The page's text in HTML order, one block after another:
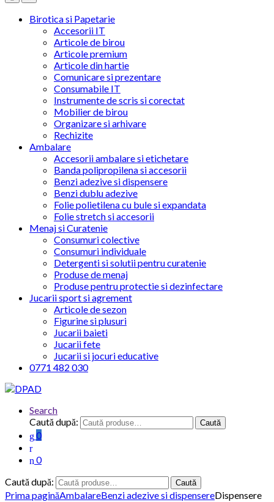
Birotica si Papetarie
Accesorii IT
Articole de birou
Articole premium
Articole din hartie
Comunicare si prezentare
Consumabile IT
Instrumente de scris si corectat
Mobilier de birou
Organizare si arhivare
Rechizite
Ambalare
Accesorii ambalare si etichetare
Banda polipropilena si accesorii
Benzi adezive si dispensere
Benzi dublu adezive
Folie polietilena cu bule si expandata
Folie stretch si accesorii
Menaj si Curatenie
Consumuri colective
Consumuri individuale
Detergenti si solutii pentru curatenie
Produse de menaj
Produse pentru protectie si dezinfectare
Jucarii sport si agrement
Articole de sezon
Figurine si plusuri
Jucarii baieti
Jucarii fete
Jucarii si jocuri educative
0771 482 030
Search
Caută după:
Caută
0
0
Caută după:
Caută
Prima paginăAmbalareBenzi adezive si dispensereDispensere